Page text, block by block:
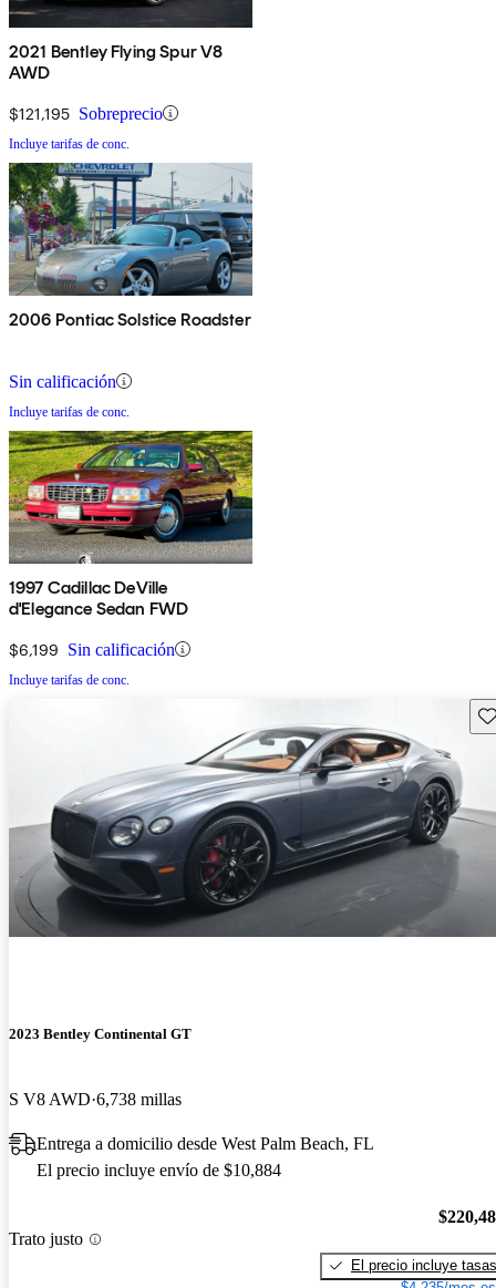
2021 Bentley Flying Spur V8
AWD
$121,195 Sobreprecio
Incluye tarifas de conc.
2006 Pontiac Solstice Roadster
Sin calificación
Incluye tarifas de conc.
1997 Cadillac DeVille
d'Elegance Sedan FWD
$6,199 Sin calificación
Incluye tarifas de conc.
2023 Bentley Continental GT
S V8 AWD 6,738 millas
Entrega a domicilio desde West Palm Beach, FL
El precio incluye envío de $10,884
Trato justo
El precio incluye tasas